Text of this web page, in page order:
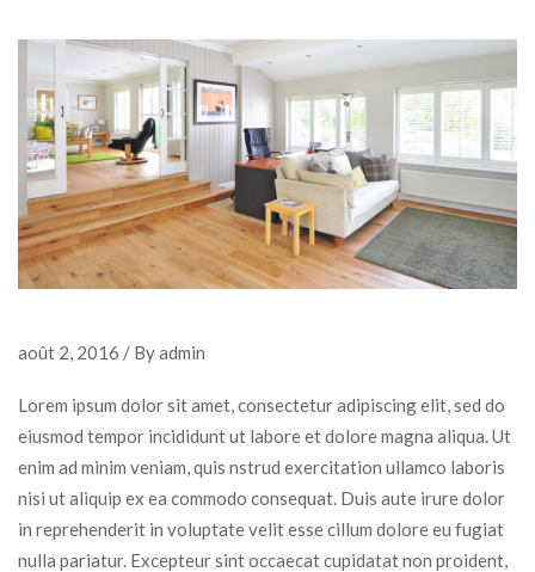
août 2, 2016 / By admin
Lorem ipsum dolor sit amet, consectetur adipiscing elit, sed do
eiusmod tempor incididunt ut labore et dolore magna aliqua. Ut
enim ad minim veniam, quis nstrud exercitation ullamco laboris
nisi ut aliquip ex ea commodo consequat. Duis aute irure dolor
in reprehenderit in voluptate velit esse cillum dolore eu fugiat
nulla pariatur. Excepteur sint occaecat cupidatat non proident,